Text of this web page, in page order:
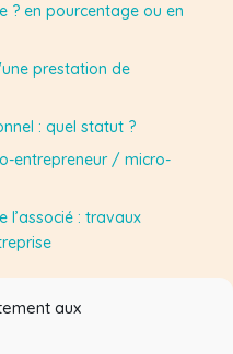
aux
? en pourcentage ou en
prestation de
: quel statut ?
entrepreneur / micro-
l’associé : travaux